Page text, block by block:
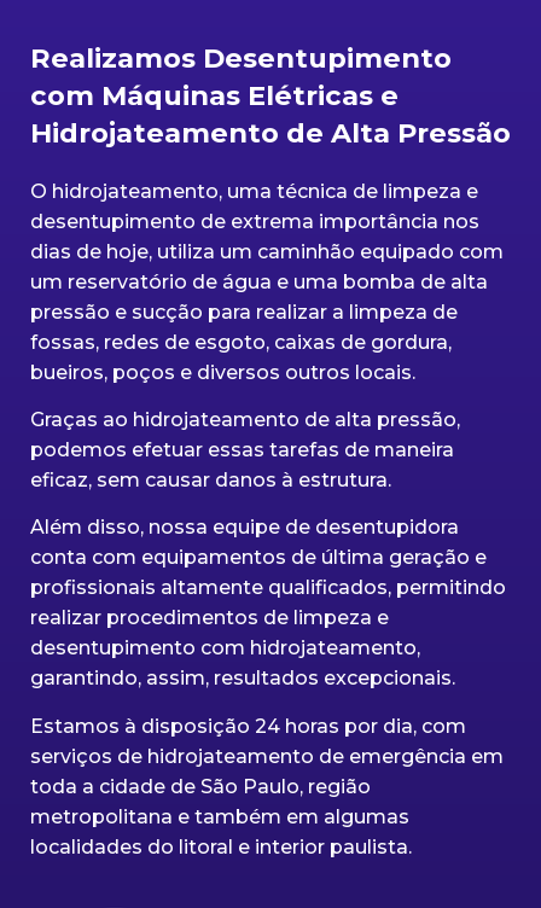
Realizamos Desentupimento
com Máquinas Elétricas e
Hidrojateamento de Alta Pressão
O hidrojateamento, uma técnica de limpeza e
desentupimento de extrema importância nos
dias de hoje, utiliza um caminhão equipado com
um reservatório de água e uma bomba de alta
pressão e sucção para realizar a limpeza de
fossas, redes de esgoto, caixas de gordura,
bueiros, poços e diversos outros locais.
Graças ao hidrojateamento de alta pressão,
podemos efetuar essas tarefas de maneira
eficaz, sem causar danos à estrutura.
Além disso, nossa equipe de desentupidora
conta com equipamentos de última geração e
profissionais altamente qualificados, permitindo
realizar procedimentos de limpeza e
desentupimento com hidrojateamento,
garantindo, assim, resultados excepcionais.
Estamos à disposição 24 horas por dia, com
serviços de hidrojateamento de emergência em
toda a cidade de São Paulo, região
metropolitana e também em algumas
localidades do litoral e interior paulista.